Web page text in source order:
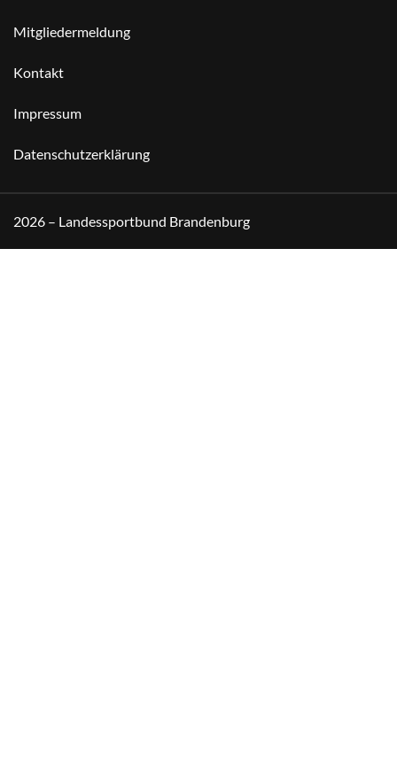
Mitgliedermeldung
Kontakt
Impressum
Datenschutzerklärung
2026 – Landessportbund Brandenburg